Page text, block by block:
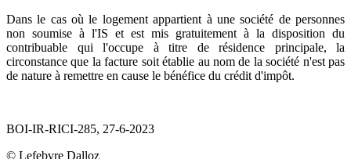
Dans le cas où le logement appartient à une société de personnes
non soumise à l'IS et est mis gratuitement à la disposition du
contribuable qui l'occupe à titre de résidence principale, la
circonstance que la facture soit établie au nom de la société n'est pas
de nature à remettre en cause le bénéfice du crédit d'impôt.
BOI-IR-RICI-285, 27-6-2023
© Lefebvre Dalloz